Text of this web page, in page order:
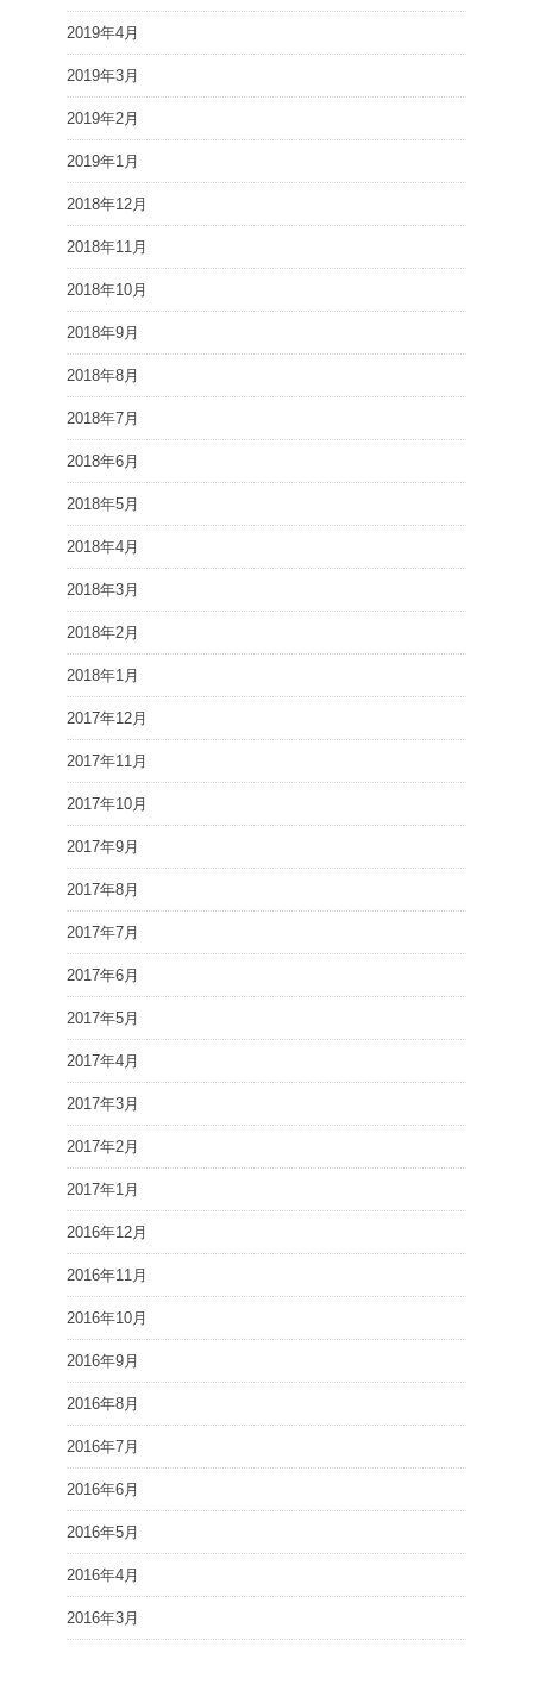
2019年4月
2019年3月
2019年2月
2019年1月
2018年12月
2018年11月
2018年10月
2018年9月
2018年8月
2018年7月
2018年6月
2018年5月
2018年4月
2018年3月
2018年2月
2018年1月
2017年12月
2017年11月
2017年10月
2017年9月
2017年8月
2017年7月
2017年6月
2017年5月
2017年4月
2017年3月
2017年2月
2017年1月
2016年12月
2016年11月
2016年10月
2016年9月
2016年8月
2016年7月
2016年6月
2016年5月
2016年4月
2016年3月